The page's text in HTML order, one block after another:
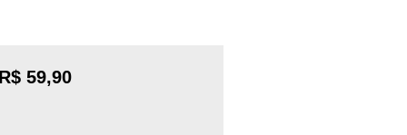
R$ 59,90